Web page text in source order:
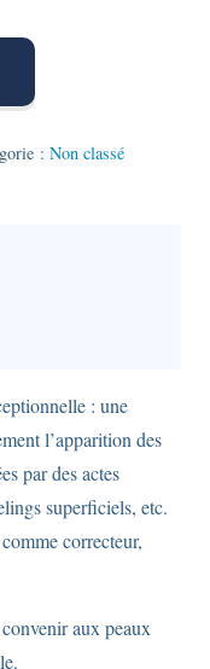
: Non classé
: une
l’apparition des
par des actes
superficiels, etc.
correcteur,
aux peaux